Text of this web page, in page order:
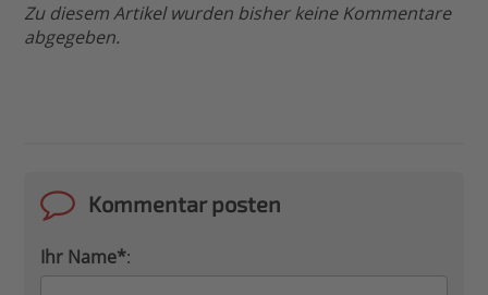
Zu diesem Artikel wurden bisher keine Kommentare
abgegeben.
Kommentar posten
Ihr Name*: